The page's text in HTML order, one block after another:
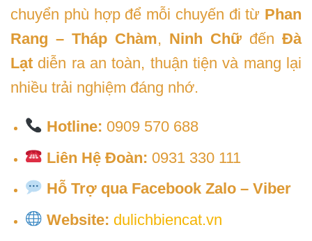
chuyển phù hợp để mỗi chuyến đi từ Phan
Rang – Tháp Chàm, Ninh Chữ đến Đà
Lạt diễn ra an toàn, thuận tiện và mang lại
nhiều trải nghiệm đáng nhớ.
Hotline: 0909 570 688
Liên Hệ Đoàn: 0931 330 111
Hỗ Trợ qua Facebook Zalo – Viber
Website: dulichbiencat.vn